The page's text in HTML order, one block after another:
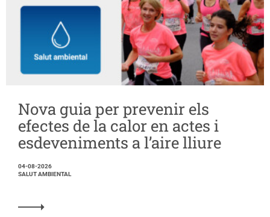
Nova guia per prevenir els
efectes de la calor en actes i
esdeveniments a l’aire lliure
04-08-2026
SALUT AMBIENTAL